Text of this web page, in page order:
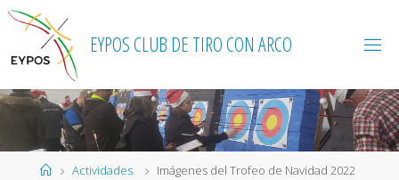
Saltar
contenido
EYPOS CLUB DE TIRO CON ARCO
PáginaActividades Imágenes del Trofeo de Navidad 2022